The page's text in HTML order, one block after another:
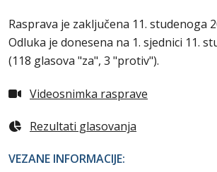
Rasprava je zaključena 11. studenoga
Odluka je donesena na 1. sjednici 11.
(118 glasova "za", 3 "protiv").
Videosnimka rasprave
Rezultati glasovanja
VEZANE INFORMACIJE: